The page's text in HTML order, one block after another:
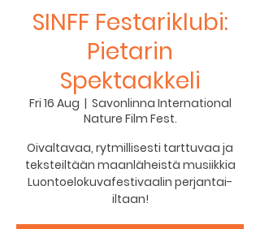
SINFF Festariklubi:
Pietarin
Spektaakkeli
Fri 16 Aug
  |
Savonlinna International
Nature Film Fest.
Oivaltavaa, rytmillisesti tarttuvaa ja
teksteiltään maanläheistä musiikkia
Luontoelokuvafestivaalin perjantai-
iltaan!